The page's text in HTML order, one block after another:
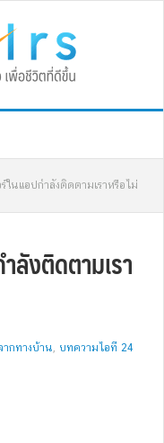
ร์ในแอปกำลังติดตามเราหรือไม่
ลังติดตามเรา
ากทางบ้าน, บทความไอที 24